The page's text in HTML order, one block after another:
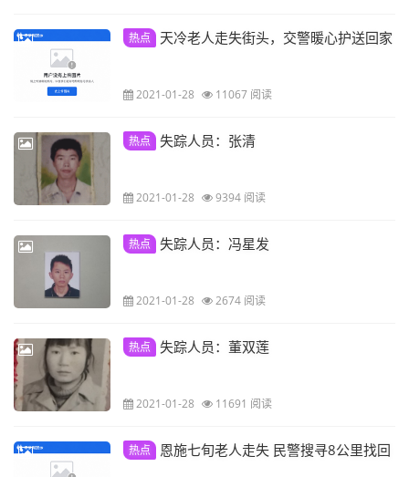
热点 天冷老人走失街头，交警暖心护送回家
2021-01-28 11067 阅读
热点 失踪人员：张清
2021-01-28 9394 阅读
热点 失踪人员：冯星发
2021-01-28 2674 阅读
热点 失踪人员：董双莲
2021-01-28 11691 阅读
热点 恩施七旬老人走失 民警搜寻8公里找回